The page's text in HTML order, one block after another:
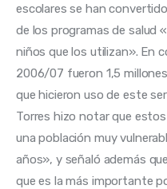
escolares se han
de los programas de salud
niños que los utilizan». En
2006/07 fueron 1,5
que hicieron uso de este
Torres hizo notar que
una población muy
años», y señaló además
que es la más importante